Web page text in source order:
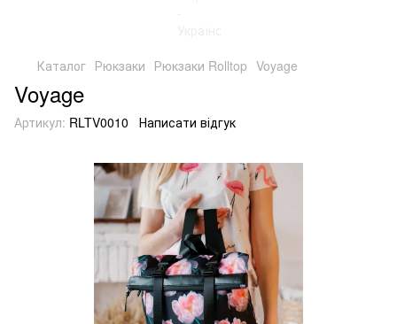
Каталог Рюкзаки Рюкзаки Rolltop Voyage
Voyage
Артикул: RLTV0010 Написати відгук